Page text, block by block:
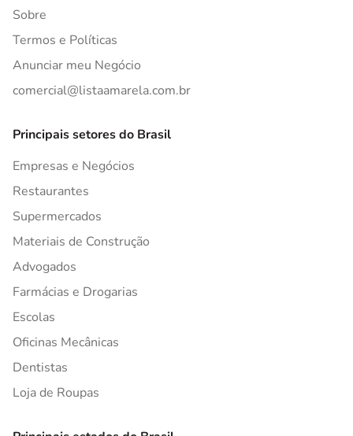
Sobre
Termos e Políticas
Anunciar meu Negócio
comercial@listaamarela.com.br
Principais setores do Brasil
Empresas e Negócios
Restaurantes
Supermercados
Materiais de Construção
Advogados
Farmácias e Drogarias
Escolas
Oficinas Mecânicas
Dentistas
Loja de Roupas